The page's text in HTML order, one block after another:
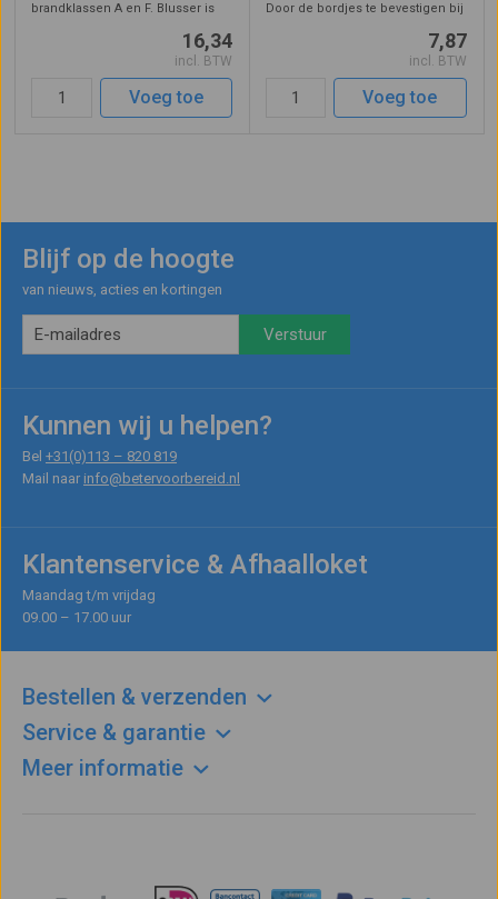
brandklassen A en F. Blusser is
doven van kleine beginnende
branden. Met de blusstof kunnen
vaste stoffen en vetten word ...
16,34
incl. BTW
Voeg toe
Door de bordjes te bevestigen bij
in één oogopslag voor welke
stoffen de schuimblusser
geschikt is, op welke stoffen het
7,87
incl. BTW
Voeg toe
Blijf op de hoogte
van nieuws, acties en kortingen
Kunnen wij u helpen?
Bel +31(0)113 – 820 819
Mail naar info@betervoorbereid.nl
Klantenservice & Afhaalloket
Maandag t/m vrijdag
09.00 – 17.00 uur
Bestellen & verzenden
Service & garantie
Meer informatie